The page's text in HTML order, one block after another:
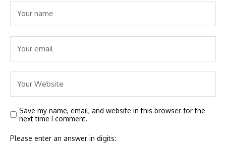
Save my name, email, and website in this browser for the
next time I comment.
Please enter an answer in digits: